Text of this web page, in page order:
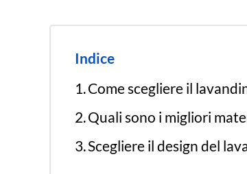
Indice
Come scegliere il
Quali sono i migliori
Scegliere il design del